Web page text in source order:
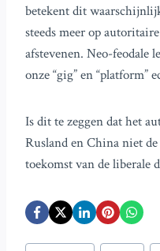
betekent dit
steeds meer op
afstevenen. Neo-feodale
onze “gig” en “platform”
Is dit te zeggen dat het
Rusland en China niet
toekomst van de liberale
Bericht